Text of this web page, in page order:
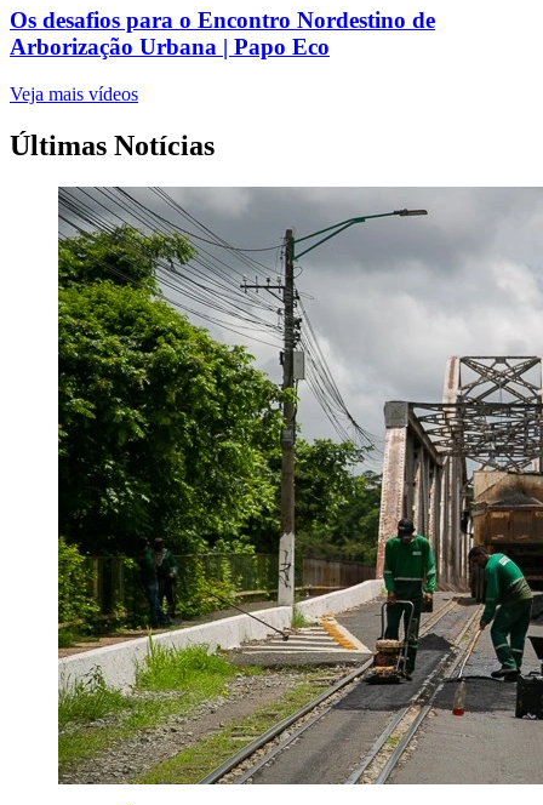
Os desafios para o Encontro Nordestino de
Arborização Urbana | Papo Eco
Veja mais vídeos
Últimas Notícias